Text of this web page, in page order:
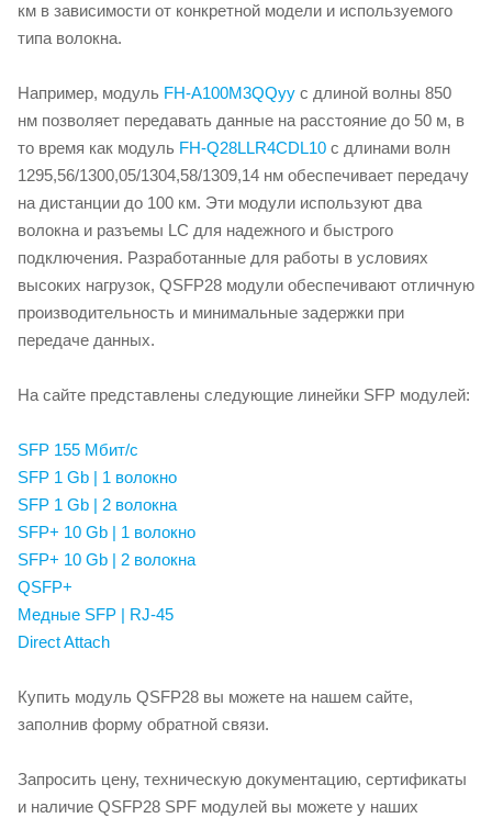
км в зависимости от конкретной модели и используемого
типа волокна.
Например, модуль FH-A100M3QQyy с длиной волны 850
нм позволяет передавать данные на расстояние до 50 м, в
то время как модуль FH-Q28LLR4CDL10 с длинами волн
1295,56/1300,05/1304,58/1309,14 нм обеспечивает передачу
на дистанции до 100 км. Эти модули используют два
волокна и разъемы LC для надежного и быстрого
подключения. Разработанные для работы в условиях
высоких нагрузок, QSFP28 модули обеспечивают отличную
производительность и минимальные задержки при
передаче данных.
На сайте представлены следующие линейки SFP модулей:
SFP 155 Мбит/с
SFP 1 Gb | 1 волокно
SFP 1 Gb | 2 волокна
SFP+ 10 Gb | 1 волокно
SFP+ 10 Gb | 2 волокна
QSFP+
Медные SFP | RJ-45
Direct Attach
Купить модуль QSFP28 вы можете на нашем сайте,
заполнив форму обратной связи.
Запросить цену, техническую документацию, сертификаты
и наличие QSFP28 SPF модулей вы можете у наших